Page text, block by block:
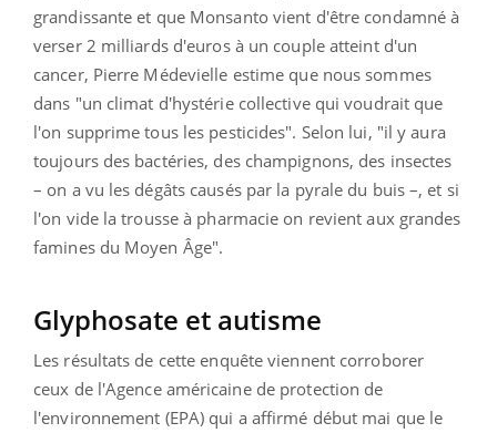
grandissante et que Monsanto vient d'être condamné à
verser 2 milliards d'euros à un couple atteint d'un
cancer, Pierre Médevielle estime que nous sommes
dans "un climat d'hystérie collective qui voudrait que
l'on supprime tous les pesticides". Selon lui, "il y aura
toujours des bactéries, des champignons, des insectes
– on a vu les dégâts causés par la pyrale du buis –, et si
l'on vide la trousse à pharmacie on revient aux grandes
famines du Moyen Âge".
Glyphosate et autisme
Les résultats de cette enquête viennent corroborer
ceux de l'Agence américaine de protection de
l'environnement (EPA) qui a affirmé début mai que le